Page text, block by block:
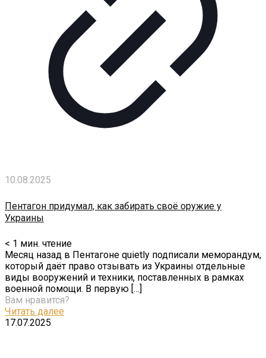
10.08.2025
Пентагон придумал, как забирать своё оружие у
Украины
< 1 мин. чтение
Месяц назад в Пентагоне quietly подписали меморандум,
который даёт право отзывать из Украины отдельные
виды вооружений и техники, поставленных в рамках
военной помощи. В первую […]
Вам нравится?
Читать далее
17.07.2025